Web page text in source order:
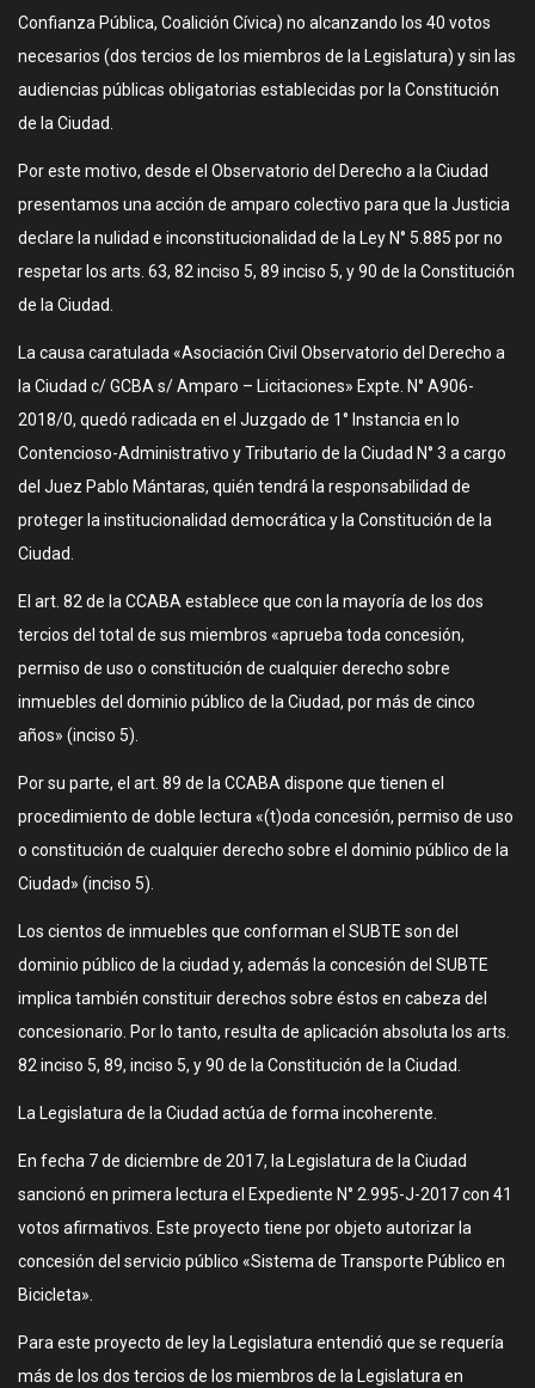
Confianza Pública, Coalición Cívica) no alcanzando los 40 votos
necesarios (dos tercios de los miembros de la Legislatura) y sin las
audiencias públicas obligatorias establecidas por la Constitución
de la Ciudad.
Por este motivo, desde el Observatorio del Derecho a la Ciudad
presentamos una acción de amparo colectivo para que la Justicia
declare la nulidad e inconstitucionalidad de la Ley N° 5.885 por no
respetar los arts. 63, 82 inciso 5, 89 inciso 5, y 90 de la Constitución
de la Ciudad.
La causa caratulada «Asociación Civil Observatorio del Derecho a
la Ciudad c/ GCBA s/ Amparo – Licitaciones» Expte. N° A906-
2018/0, quedó radicada en el Juzgado de 1° Instancia en lo
Contencioso-Administrativo y Tributario de la Ciudad N° 3 a cargo
del Juez Pablo Mántaras, quién tendrá la responsabilidad de
proteger la institucionalidad democrática y la Constitución de la
Ciudad.
El art. 82 de la CCABA establece que con la mayoría de los dos
tercios del total de sus miembros «aprueba toda concesión,
permiso de uso o constitución de cualquier derecho sobre
inmuebles del dominio público de la Ciudad, por más de cinco
años» (inciso 5).
Por su parte, el art. 89 de la CCABA dispone que tienen el
procedimiento de doble lectura «(t)oda concesión, permiso de uso
o constitución de cualquier derecho sobre el dominio público de la
Ciudad» (inciso 5).
Los cientos de inmuebles que conforman el SUBTE son del
dominio público de la ciudad y, además la concesión del SUBTE
implica también constituir derechos sobre éstos en cabeza del
concesionario. Por lo tanto, resulta de aplicación absoluta los arts.
82 inciso 5, 89, inciso 5, y 90 de la Constitución de la Ciudad.
La Legislatura de la Ciudad actúa de forma incoherente.
En fecha 7 de diciembre de 2017, la Legislatura de la Ciudad
sancionó en primera lectura el Expediente N° 2.995-J-2017 con 41
votos afirmativos. Este proyecto tiene por objeto autorizar la
concesión del servicio público «Sistema de Transporte Público en
Bicicleta».
Para este proyecto de ley la Legislatura entendió que se requería
más de los dos tercios de los miembros de la Legislatura en